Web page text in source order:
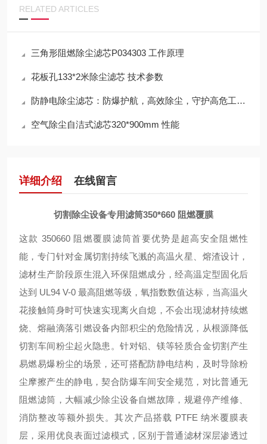
RELATED ARTICLES
三角形阻燃除尘滤芯P034303 工作原理
花板孔133*2米除尘滤芯 技术参数
防静电除尘滤芯：防爆护航，高效除尘，守护高危工况安全
空气除尘自洁式滤芯320*900mm 性能
详细介绍 在线留言
切割除尘设备专用滤筒350*660 阻燃覆膜
这款 350660 阻燃覆膜滤筒首要优势是超高安全阻燃性
能，专门针对金属切割持续飞溅的高温火星、熔渣设计，
滤材生产阶段原生混入环保阻燃成分，经高温定型固化后
达到 UL94 V-0 最高阻燃等级，氧指数数值达标，当高温火
花接触筒身时可快速实现离火自熄，不会出现滤材持续燃
烧、熔融滴落引燃设备内部积尘的危险情况，从根源降低
切割车间粉尘起火隐患。针对铝、镁等轻质合金切割产生
易燃易爆粉尘的场景，还可搭配防静电结构，及时导除粉
尘摩擦产生的静电，契合防爆车间安全规范，对比普通无
阻燃滤筒，大幅减少除尘设备自燃故障，规避停产维修、
消防整改等额外损失。其次产品搭载 PTFE 纳米覆膜表
层，采用优良表面过滤模式，区别于普通滤材深层渗透过